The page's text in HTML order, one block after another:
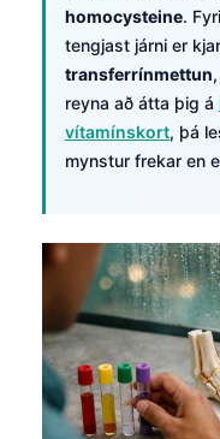
homocysteine.
tengjast járni er
transferrínmettun,
reyna að átta þig á
vítamínskort, þá
mynstur frekar en